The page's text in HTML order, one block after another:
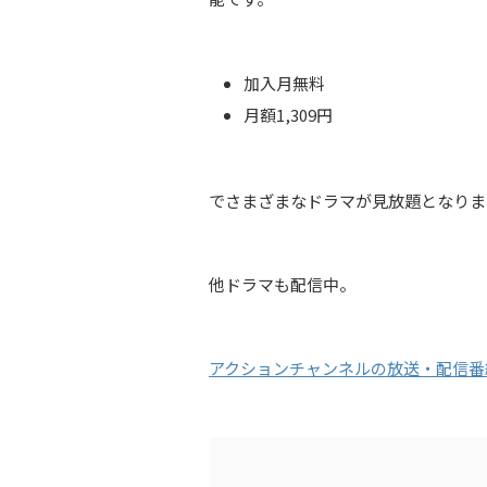
加入月無料
月額1,309円
でさまざまなドラマが見放題となりま
他ドラマも配信中。
アクションチャンネルの放送・配信